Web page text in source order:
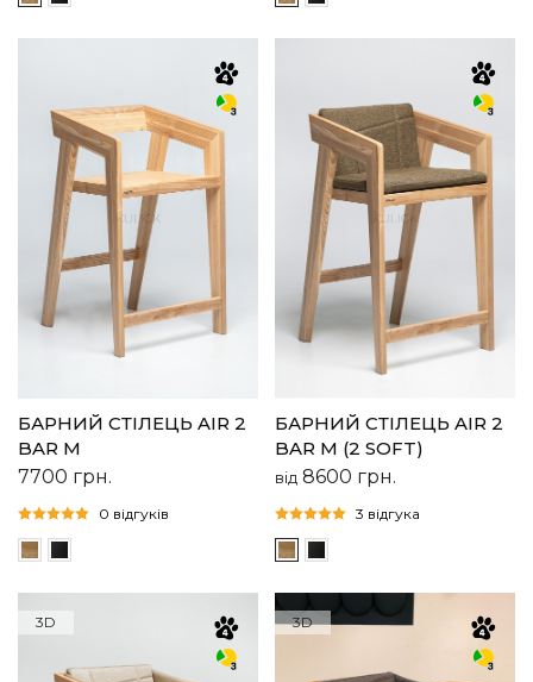
БАРНИЙ СТІЛЕЦЬ AIR 2
BAR M
7700 грн.
0 відгуків
БАРНИЙ СТІЛЕЦЬ AIR 2
BAR M (2 SOFT)
від 8600 грн.
3 відгука
3D 3D